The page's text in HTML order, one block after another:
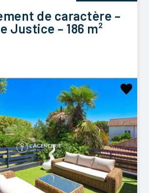
de caractère –
Justice – 186 m²